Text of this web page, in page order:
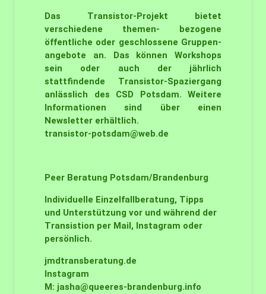
Das Transistor-Projekt bietet
verschiedene themen- bezogene
öffentliche oder geschlossene Gruppen-
angebote an. Das können Workshops
sein oder auch der jährlich
stattfindende Transistor-Spaziergang
anlässlich des CSD Potsdam. Weitere
Informationen sind über einen
Newsletter erhältlich.
transistor-potsdam@web.de
Peer Beratung Potsdam/Brandenburg
Individuelle Einzelfallberatung, Tipps
und Unterstützung vor und während der
Transistion per Mail, Instagram oder
persönlich.
jmdtransberatung.de
Instagram
M: jasha@queeres-brandenburg.info